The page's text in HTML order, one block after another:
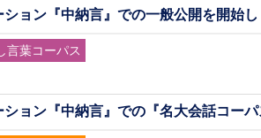
ョン『中納言』での一般公開を開始
言葉コーパス
ョン『中納言』での『名大会話コー